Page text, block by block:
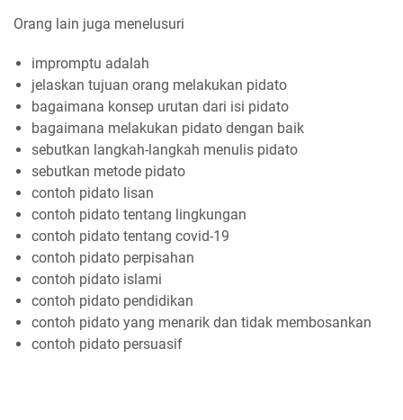
Orang lain juga menelusuri
impromptu adalah
jelaskan tujuan orang melakukan pidato
bagaimana konsep urutan dari isi pidato
bagaimana melakukan pidato dengan baik
sebutkan langkah-langkah menulis pidato
sebutkan metode pidato
contoh pidato lisan
contoh pidato tentang lingkungan
contoh pidato tentang covid-19
contoh pidato perpisahan
contoh pidato islami
contoh pidato pendidikan
contoh pidato yang menarik dan tidak membosankan
contoh pidato persuasif